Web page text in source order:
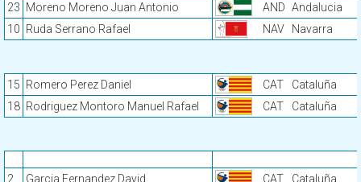
23 Moreno Moreno Juan Antonio AND Andalucia
10 Ruda Serrano Rafael NAV Navarra
15 Romero Perez Daniel CAT
Cataluña
18 Rodriguez Montoro Manuel Rafael CAT Cataluña
2 Garcia Fernandez David CAT Cataluña